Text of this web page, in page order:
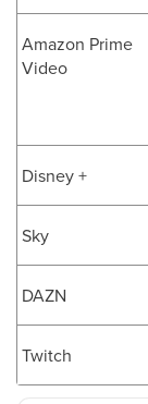
Amazon Prime
Video
Disney +
Sky
DAZN
Twitch